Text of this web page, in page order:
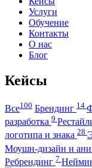
Услуги
Обучение
Контакты
О нас
Блог
Кейсы
Все100 Брендинг 14
разработка 9
логотипа и знака 28
Моушн-дизайн и
Ребрендинг 7